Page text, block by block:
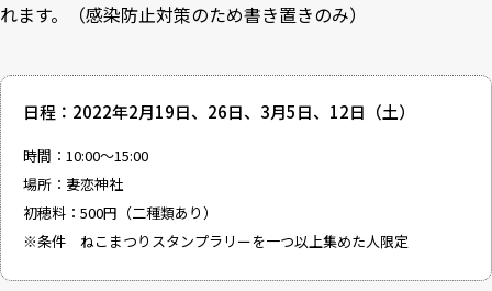
れます。（感染防止対策のため書き置きのみ）
日程：2022年2月19日、26日、3月5日、12日（土）
時間：10:00～15:00
場所：妻恋神社
初穂料：500円（二種類あり）
※条件 ねこまつりスタンプラリーを一つ以上集めた人限定